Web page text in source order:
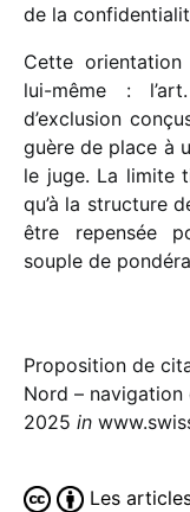
de la
Cette
lui-même :
d’exclusion
guère de place à
le juge. La limite
qu’à la struc­ture
être repen­sée
souple de
Proposition de
Nord – navigation
2025 in
Les